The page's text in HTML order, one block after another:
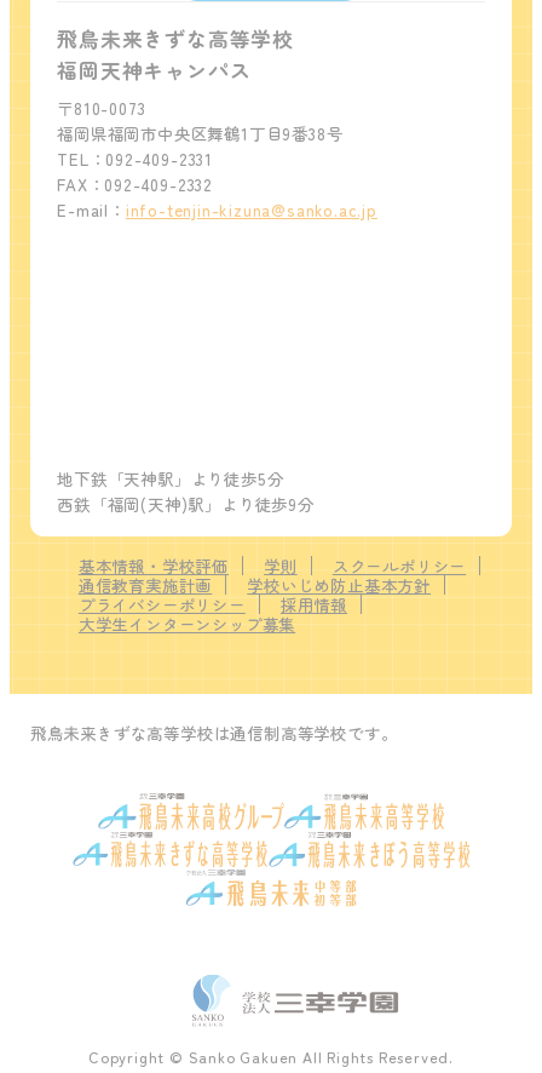
飛鳥未来きずな高等学校
福岡天神キャンパス
〒810-0073
福岡県福岡市中央区舞鶴1丁目9番38号
TEL：092-409-2331
FAX：092-409-2332
E-mail： info-tenjin-kizuna@sanko.ac.jp
地下鉄「天神駅」より徒歩5分
西鉄「福岡(天神)駅」より徒歩9分
基本情報・学校評価 学則
スクールポリシー
通信教育実施計画
学校いじめ防止基本方針
プライバシーポリシー
採用情報
大学生インターンシップ募集
飛鳥未来きずな高等学校は通信制高等学校です。
Copyright © Sanko Gakuen All Rights Reserved.